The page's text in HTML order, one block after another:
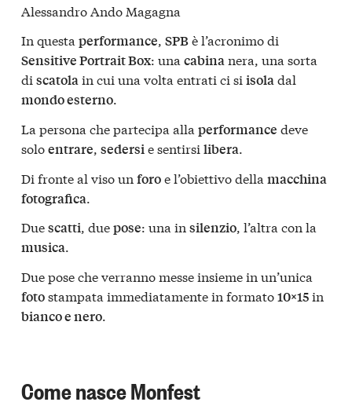
Alessandro Ando Magagna
In questa performance, SPBè l’acronimo di
Sensitive Portrait Box: una cabinanera, una sorta
di scatolain cui una volta entrati ci si isoladal
mondo esterno.
La persona che partecipa alla performance deve
soloentrare, sedersie sentirsi libera.
Di fronte al viso un foroe l’obiettivo della macchina
fotografica
Duescatti, duepose: una in silenzio, l’altra con la
musica.
Due pose che verranno messe insieme in un’unica
fotostampata immediatamente in formato10×15in
bianco e nero.
Come nasce Monfest